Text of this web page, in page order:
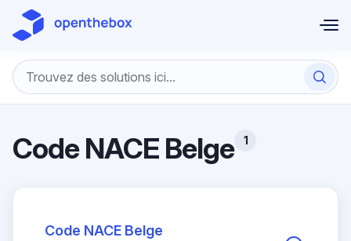
Passer au contenu principal
Code NACE Belge 1
Code NACE Belge